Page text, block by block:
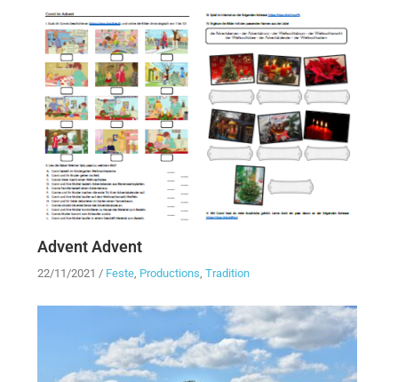
Advent Advent
22/11/2021 / Feste, Productions Tradition